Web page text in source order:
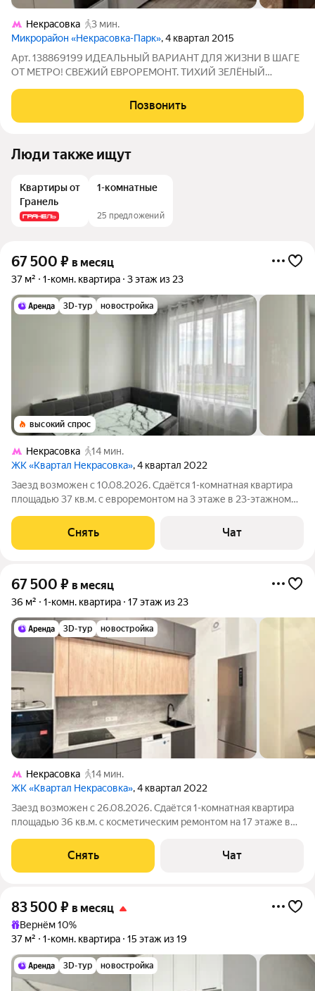
Некрасовка
3 мин.
Микрорайон «Некрасовка-Парк», 4 квартал 2015
Арт. 138869199 ИДЕАЛЬНЫЙ ВАРИАНТ ДЛЯ ЖИЗНИ В ШАГЕ
ОТ МЕТРО! СВЕЖИЙ ЕВРОРЕМОНТ. ТИХИЙ ЗЕЛЁНЫЙ
пересадок на автобус, никаких пробок.
Позвонить
Люди также ищут
Квартиры от
Гранель
1-комнатные
25 предложений
67 500 ₽ в месяц
37 м² 1-комн. квартира 3 этаж из 23
3D-тур новостройка
высокий спрос
Некрасовка
14 мин.
ЖК «Квартал Некрасовка», 4 квартал 2022
Заезд возможен с 10.08.2026. Сдаётся 1-комнатная квартира
площадью 37 кв.м. с евроремонтом на 3 этаже в 23-этажном
Духовой шкаф Стиральная машина Сушильная машинаСнять Чат
67 500 ₽ в месяц
36 м² 1-комн. квартира 17 этаж из 23
3D-тур новостройка
Некрасовка
14 мин.
ЖК «Квартал Некрасовка», 4 квартал 2022
Заезд возможен с 26.08.2026. Сдаётся 1-комнатная квартира
площадью 36 кв.м. с косметическим ремонтом на 17 этаже в
Посудомоечная машина
Снять Чат
83 500 ₽ в месяц
Вернём 10%
37 м²
1-комн. квартира 15 этаж из 19
3D-тур новостройка